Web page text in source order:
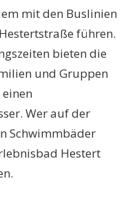
mit den Buslinien
führen.
bieten die
und Gruppen
Wer auf der
Schwimmbäder
Hestert